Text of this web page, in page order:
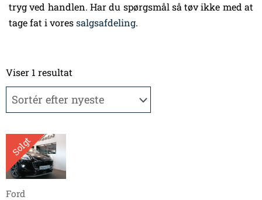
tryg ved handlen. Har du spørgsmål så tøv ikke med at
tage fat i voressalgsafdeling.
Viser 1 resultat
Solgt
Ford